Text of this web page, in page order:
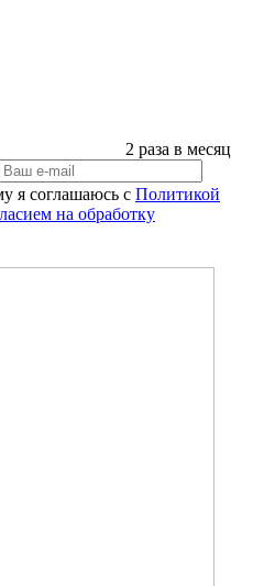
2 раза в месяц
я соглашаюсь с Политикой
на обработку